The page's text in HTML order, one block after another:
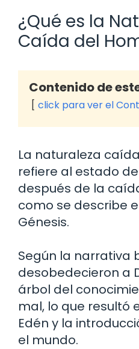
¿Qué es la
Caída del
Contenido de
click para ver el
La naturaleza
refiere al estado
después de la
como se describe
Génesis.
Según la narrativa
desobedecieron a
árbol del
mal, lo que resultó
Edén y la
el mundo.